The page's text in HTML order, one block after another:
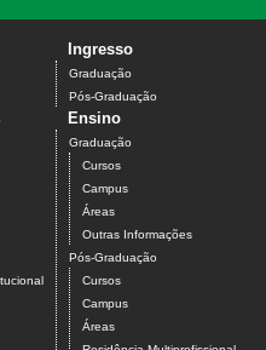
Ingresso
Graduação
Pós-Graduação
Ensino
Graduação
Cursos
Campus
Áreas
Outras Informações
Pós-Graduação
Cursos
Campus
Áreas